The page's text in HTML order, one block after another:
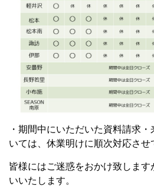
・期間中にいただいた資料請求
いては、休業明けに順次対応させ
皆様にはご迷惑をおかけ致しま
いいたします。